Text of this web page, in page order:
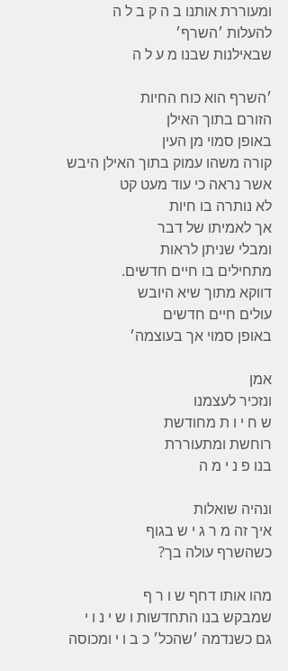
ומעוררת אותנו ב ה ק ב ל ה
להעלות ׳השרף׳
שבאילנות שבנו מ ע ל ה
׳השרף הוא כוח החיות
הזורם בתוך האילן
באופן סמוי מן העין
קורה משהו עמוק בתוך האילן היבש
אשר נראה כי עוד מעט קט
לא נותרה בו חיות
אך לאמיתו של דבר
ומבלי שניתן לראות
מתחילים בו חיים חדשים.
דווקא מתוך שיא היובש
עולים חיים חדשים
באופן סמוי אך בעוצמה׳
אמן
ונזכיר לעצמנו
ש ח י ו ת מחודשת
רוחשת ומתעוררת
בנו פ נ י מ ה
ונהיה שואלות
איך זה מ ר ג י ש בגוף
כשהשרף עולה בך?
מהו אותו דחף ש ו ר ף
שמבקש בנו התחדשות ו ש י נ ו י
גם כשנדמה ׳שהכל׳ כ ב ו י ומכוסה